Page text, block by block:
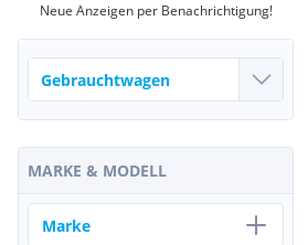
Neue Anzeigen per Benachrichtigung!
MARKE & MODELL
Marke